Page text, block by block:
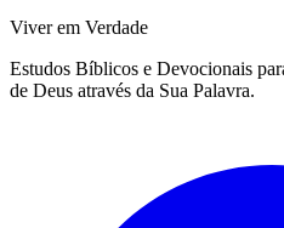
Viver em Verdade
Estudos Bíblicos e Devocionais
de Deus através da Sua Palavra.